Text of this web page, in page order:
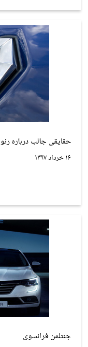
حقایقی جالب درباره رنو
۱۶ خرداد ۱۳۹۷
جنتلمن فرانسوی